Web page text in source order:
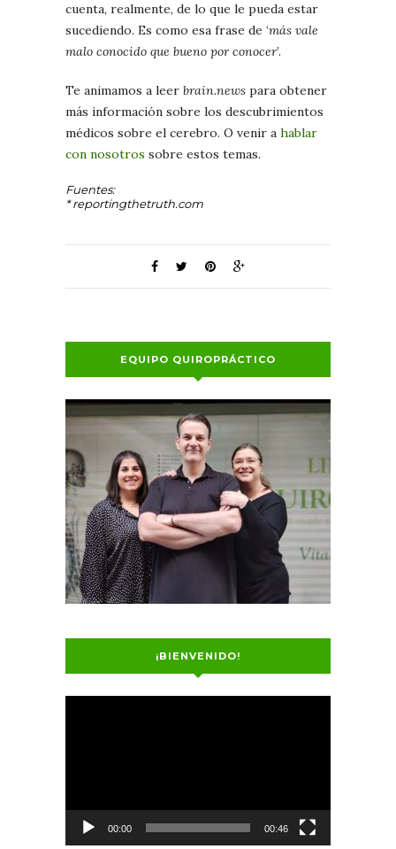
cuenta, realmente, de lo que le pueda estar
sucediendo. Es como esa frase de ‘más vale
malo conocido que bueno por conocer’.
Te animamos a leer brain.news para obtener
más información sobre los descubrimientos
médicos sobre el cerebro. O venir a hablar
con nosotros sobre estos temas.
Fuentes:
* reportingthetruth.com
EQUIPO QUIROPRÁCTICO
¡BIENVENIDO!
00:00 00:46